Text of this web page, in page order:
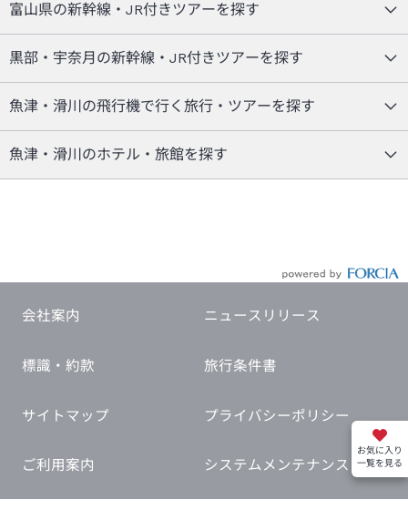
お気に入り
一覧を見る
富山県の新幹線・JR付きツアーを探す
黒部・宇奈月の新幹線・JR付きツアーを探す
魚津・滑川の飛行機で行く旅行・ツアーを探す
魚津・滑川のホテル・旅館を探す
会社案内 ニュースリリース
標識・約款 旅行条件書
サイトマップ プライバシーポリシー
ご利用案内 システムメンテナンス